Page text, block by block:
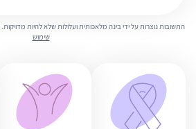
התשובות נוצרות על ידי בינה מלאכותית ועלולות שלא להיות
שימוש